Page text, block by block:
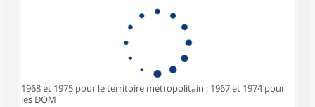
1968 et 1975 pour le territoire métropolitain ; 1967 et 1974 pour
les DOM